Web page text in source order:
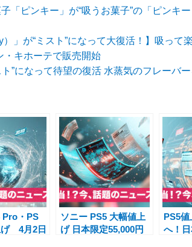
「ピンキー」が“吸うお菓子”の「ピンキ
）」が“ミスト”になって大復活！】吸って
・キホーテで販売開始
”になって待望の復活 水蒸気のフレーバ
Pro・PS
4月2日
ソニー PS5 大幅値上
げ 日本限定55,000円
PS5値
へ！